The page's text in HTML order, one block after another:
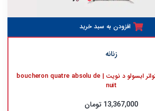
افزودن به سبد خرید
زنانه
عطر ادکلن بوچرون کواتر ابسولو د نویت | boucheron quatre absolu de
nuit
13,367,000 تومان